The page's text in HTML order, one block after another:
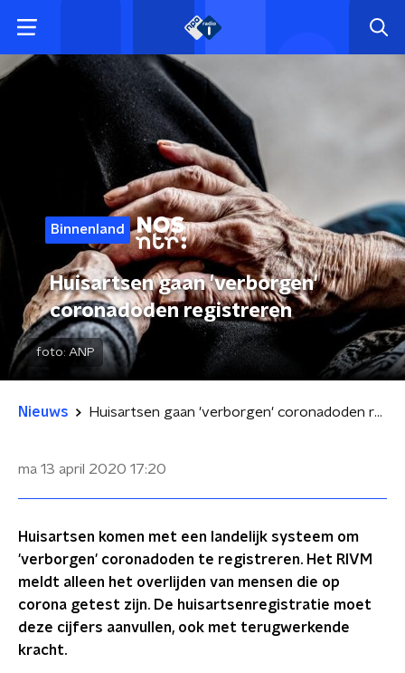
Binnenland
Huisartsen gaan 'verborgen'
coronadoden registreren
foto: ANP
Nieuws Huisartsen gaan 'verborgen' coronadoden registreren
ma 13 april 2020 17:20
Huisartsen komen met een landelijk systeem om
'verborgen' coronadoden te registreren. Het RIVM
meldt alleen het overlijden van mensen die op
corona getest zijn. De huisartsenregistratie moet
deze cijfers aanvullen, ook met terugwerkende
kracht.